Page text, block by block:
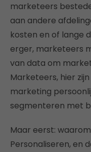
marketeers
aan andere
kosten en of lange
erger, marketeers
van data om
Marketeers, hier
marketing
segmenteren met
Maar eerst:
Personaliseren, en